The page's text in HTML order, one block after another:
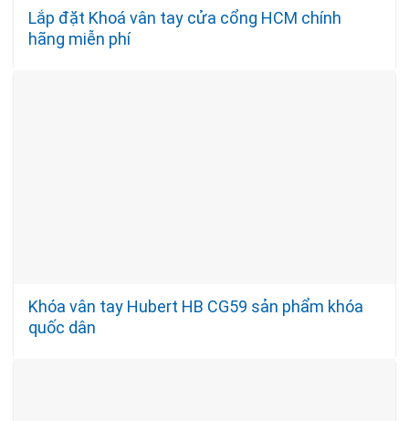
Lắp đặt Khoá vân tay cửa cổng HCM chính
hãng miễn phí
Khóa vân tay Hubert HB CG59 sản phẩm khóa
quốc dân